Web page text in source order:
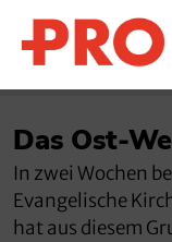
Das Ost-
In zwei Wochen
Evangelische
hat aus diesem